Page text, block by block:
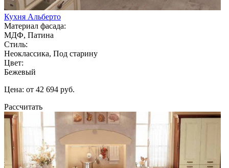
Кухня Альберто
Материал фасада:
МДФ, Патина
Стиль:
Неоклассика, Под старину
Цвет:
Бежевый
Цена: от 42 694 руб.
Рассчитать